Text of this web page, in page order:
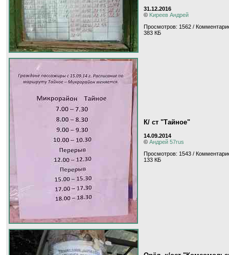
31.12.2016
© Kиpeeв Aндpeй
Просмотров: 1562 /
383 КБ
К/ ст "Тайное"
14.09.2014
© Андрей 57rus
Просмотров: 1543 /
133 КБ